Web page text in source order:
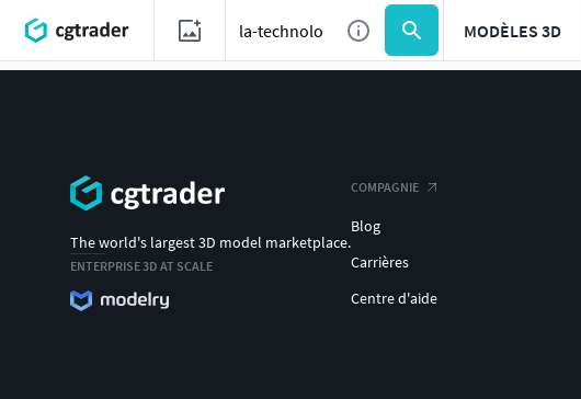
MODÈLES 3D
The world's largest 3D model marketplace.
ENTERPRISE 3D AT SCALE
COMPAGNIE
Blog
Carrières
Centre d'aide